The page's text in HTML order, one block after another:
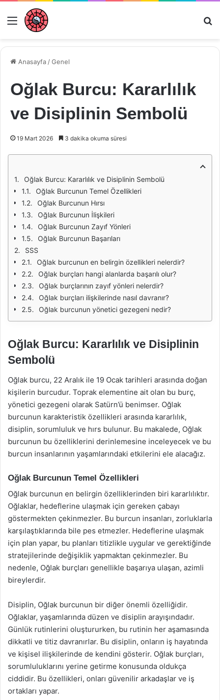
Menü
Anasayfa /Genel
Oğlak Burcu: Kararlılık
ve Disiplinin Sembolü
19 Mart 2026 3 dakika okuma süresi
Oğlak Burcu: Kararlılık ve Disiplinin Sembolü
Oğlak Burcunun Temel Özellikleri
Oğlak Burcunun Hırsı
Oğlak Burcunun İlişkileri
Oğlak Burcunun Zayıf Yönleri
Oğlak Burcunun Başarıları
SSS
Oğlak burcunun en belirgin özellikleri nelerdir?
Oğlak burçları hangi alanlarda başarılı olur?
Oğlak burçlarının zayıf yönleri nelerdir?
Oğlak burçları ilişkilerinde nasıl davranır?
Oğlak burcunun yönetici gezegeni nedir?
Oğlak Burcu: Kararlılık ve Disiplinin
Sembolü
Oğlak burcu, 22 Aralık ile 19 Ocak tarihleri arasında doğan
kişilerin burcudur. Toprak elementine ait olan bu burç,
yönetici gezegeni olarak Satürn’ü benimser. Oğlak
burcunun karakteristik özellikleri arasında kararlılık,
disiplin, sorumluluk ve hırs bulunur. Bu makalede, Oğlak
burcunun bu özelliklerini derinlemesine inceleyecek ve bu
burcun insanlarının yaşamlarındaki etkilerini ele alacağız.
Oğlak Burcunun Temel Özellikleri
Oğlak burcunun en belirgin özelliklerinden biri kararlılıktır.
Oğlaklar, hedeflerine ulaşmak için gereken çabayı
göstermekten çekinmezler. Bu burcun insanları, zorluklarla
karşılaştıklarında bile pes etmezler. Hedeflerine ulaşmak
için plan yapar, bu planları titizlikle uygular ve gerektiğinde
stratejilerinde değişiklik yapmaktan çekinmezler. Bu
nedenle, Oğlak burçları genellikle başarıya ulaşan, azimli
bireylerdir.
Disiplin, Oğlak burcunun bir diğer önemli özelliğidir.
Oğlaklar, yaşamlarında düzen ve disiplin arayışındadır.
Günlük rutinlerini oluştururken, bu rutinin her aşamasında
dikkatli ve titiz davranırlar. Bu disiplin, onların iş hayatında
ve kişisel ilişkilerinde de kendini gösterir. Oğlak burçları,
sorumluluklarını yerine getirme konusunda oldukça
ciddidir. Bu özellikleri, onları güvenilir arkadaşlar ve iş
ortakları yapar.